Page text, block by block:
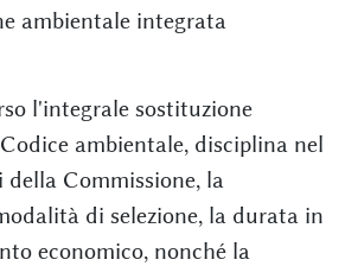
ambientale integrata
l'integrale sostituzione
ambientale, disciplina nel
Commissione, la
di selezione, la durata in
economico, nonché la